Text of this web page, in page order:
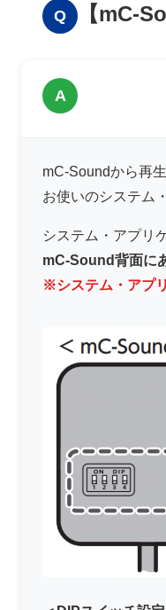
Q 【mC-
A
mC-Soundから再
お使いのシステム
システム・アプリ
mC-Sound背面に
※システム・アプ